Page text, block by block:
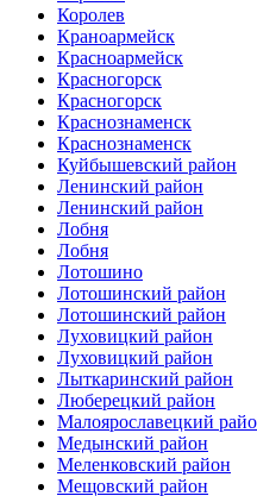
Королев
Краноармейск
Красноармейск
Красногорск
Красногорск
Краснознаменск
Краснознаменск
Куйбышевский район
Ленинский район
Ленинский район
Лобня
Лобня
Лотошино
Лотошинский район
Лотошинский район
Луховицкий район
Луховицкий район
Лыткаринский район
Люберецкий район
Малоярославецкий
Медынский район
Меленковский район
Мещовский район